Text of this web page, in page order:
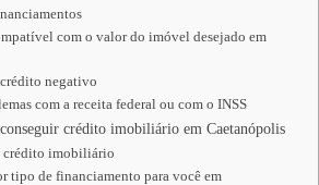
com o valor do imóvel desejado em
negativo
com a receita federal ou com o INSS
conseguir crédito imobiliário em Caetanópolis
crédito imobiliário
tipo de financiamento para você em